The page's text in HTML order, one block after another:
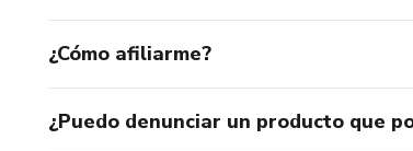
¿Cómo afiliarme?
¿Puedo denunciar un producto que